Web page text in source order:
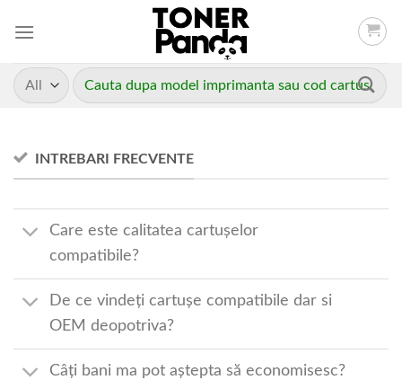
Caută
după:
INTREBARI FRECVENTE
Care este calitatea cartușelor
compatibile?
De ce vindeți cartușe compatibile dar si
OEM deopotriva?
Câți bani ma pot aștepta să economisesc?